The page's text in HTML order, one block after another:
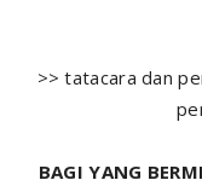
>> tatacara dan
BAGI YANG